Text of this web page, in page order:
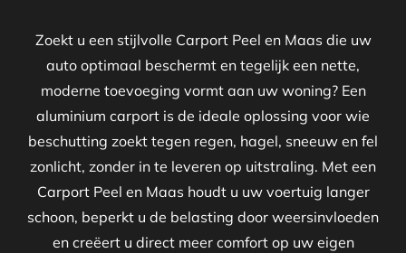
Zoekt u een stijlvolle Carport Peel en Maas die uw
auto optimaal beschermt en tegelijk een nette,
moderne toevoeging vormt aan uw woning? Een
aluminium carport is de ideale oplossing voor wie
beschutting zoekt tegen regen, hagel, sneeuw en fel
zonlicht, zonder in te leveren op uitstraling. Met een
Carport Peel en Maas houdt u uw voertuig langer
schoon, beperkt u de belasting door weersinvloeden
en creëert u direct meer comfort op uw eigen